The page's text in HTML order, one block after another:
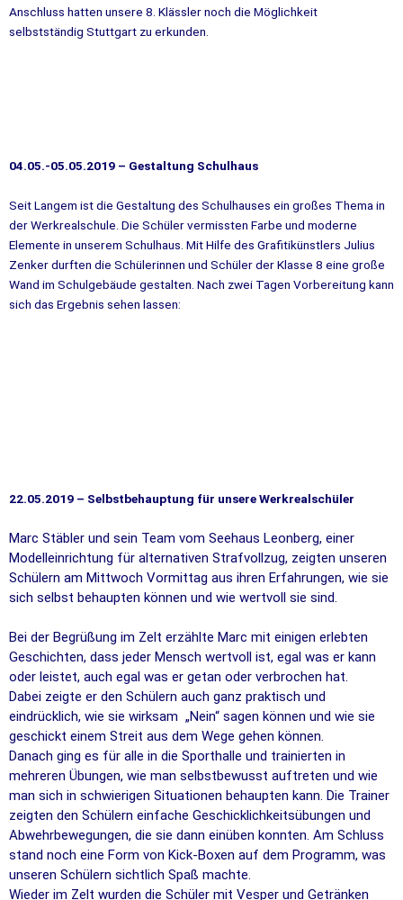
Anschluss hatten unsere 8. Klässler noch die Möglichkeit
selbstständig Stuttgart zu erkunden.
04.05.-05.05.2019 – Gestaltung Schulhaus
Seit Langem ist die Gestaltung des Schulhauses ein großes Thema in
der Werkrealschule. Die Schüler vermissten Farbe und moderne
Elemente in unserem Schulhaus. Mit Hilfe des Grafitikünstlers Julius
Zenker durften die Schülerinnen und Schüler der Klasse 8 eine große
Wand im Schulgebäude gestalten. Nach zwei Tagen Vorbereitung kann
sich das Ergebnis sehen lassen:
22.05.2019 – Selbstbehauptung für unsere Werkrealschüler
Marc Stäbler und sein Team vom Seehaus Leonberg, einer
Modelleinrichtung für alternativen Strafvollzug, zeigten unseren
Schülern am Mittwoch Vormittag aus ihren Erfahrungen, wie sie
sich selbst behaupten können und wie wertvoll sie sind.
Bei der Begrüßung im Zelt erzählte Marc mit einigen erlebten
Geschichten, dass jeder Mensch wertvoll ist, egal was er kann
oder leistet, auch egal was er getan oder verbrochen hat.
Dabei zeigte er den Schülern auch ganz praktisch und
eindrücklich, wie sie wirksam „Nein“ sagen können und wie sie
geschickt einem Streit aus dem Wege gehen können.
Danach ging es für alle in die Sporthalle und trainierten in
mehreren Übungen, wie man selbstbewusst auftreten und wie
man sich in schwierigen Situationen behaupten kann. Die Trainer
zeigten den Schülern einfache Geschicklichkeitsübungen und
Abwehrbewegungen, die sie dann einüben konnten. Am Schluss
stand noch eine Form von Kick-Boxen auf dem Programm, was
unseren Schülern sichtlich Spaß machte.
Wieder im Zelt wurden die Schüler mit Vesper und Getränken